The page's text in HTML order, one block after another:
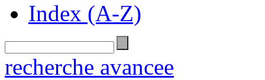
Index (A-Z)
recherche avancee